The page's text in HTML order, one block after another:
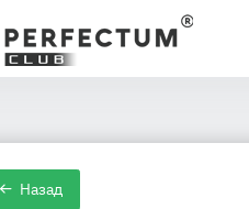
Назад